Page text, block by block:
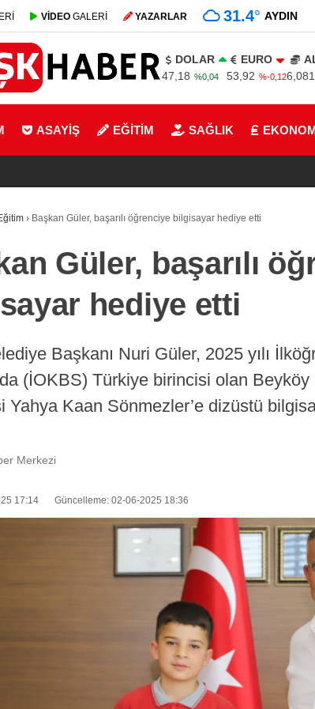
VİDEO GALERİ YAZARLAR 31.4° AYDIN
DOLAR
47,18 %0,04
EURO
53,92 %-0,126,081
ASAYİŞ EĞİTİM SAĞLIK
› Başkan Güler, başarılı öğrenciye bilgisayar hediye etti
Güler, başarılı
hediye etti
Başkanı Nuri Güler, 2025 yılı
(İOKBS) Türkiye birincisi olan
Yahya Kaan Sönmezler’e dizüstü
Merkezi
17:14 Güncelleme: 02-06-2025 18:36